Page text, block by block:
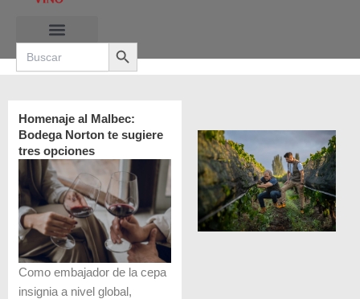
contenido
Search
for:
Search Button
Homenaje al Malbec:
Bodega Norton te sugiere
tres opciones
Como embajador de la cepa
insignia a nivel global,